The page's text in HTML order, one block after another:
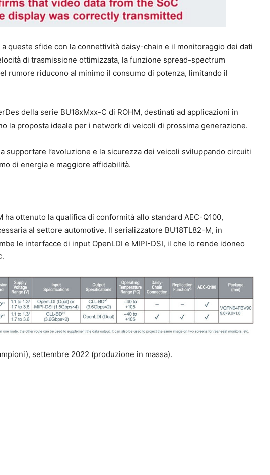
queste sfide con la connettività daisy-chain e il monitoraggio dei dati
di trasmissione ottimizzata, la funzione spread-spectrum
rumore riducono al minimo il consumo di potenza, limitando il
della serie BU18xMxx-C di ROHM, destinati ad applicazioni in
la proposta ideale per i network di veicoli di prossima generazione.
supportare l’evoluzione e la sicurezza dei veicoli sviluppando circuiti
di energia e maggiore affidabilità.
ha ottenuto la qualifica di conformità allo standard AEC-Q100,
al settore automotive. Il serializzatore BU18TL82-M, in
le interfacce di input OpenLDI e MIPI-DSI, il che lo rende idoneo
settembre 2022 (produzione in massa).